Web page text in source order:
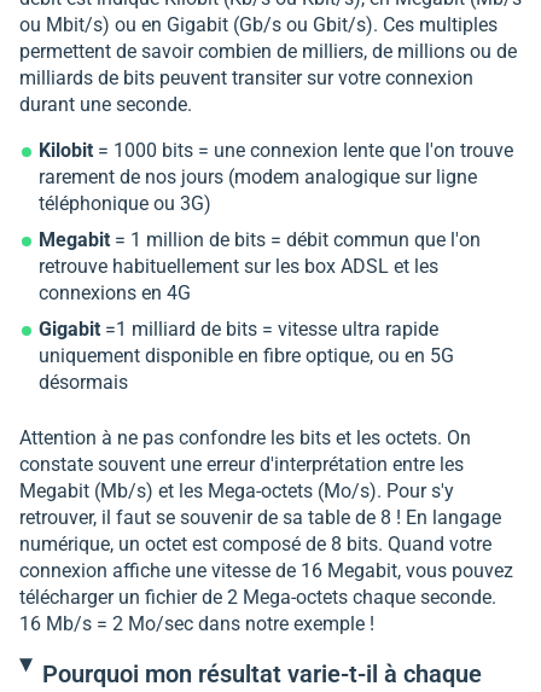
ou Mbit/s) ou en Gigabit (Gb/s ou Gbit/s). Ces multiples
permettent de savoir combien de milliers, de millions ou de
milliards de bits peuvent transiter sur votre connexion
durant une seconde.
Kilobit = 1000 bits = une connexion lente que l'on trouve
rarement de nos jours (modem analogique sur ligne
téléphonique ou 3G)
Megabit = 1 million de bits = débit commun que l'on
retrouve habituellement sur les box ADSL et les
connexions en 4G
Gigabit =1 milliard de bits = vitesse ultra rapide
uniquement disponible en fibre optique, ou en 5G
désormais
Attention à ne pas confondre les bits et les octets. On
constate souvent une erreur d'interprétation entre les
Megabit (Mb/s) et les Mega-octets (Mo/s). Pour s'y
retrouver, il faut se souvenir de sa table de 8 ! En langage
numérique, un octet est composé de 8 bits. Quand votre
connexion affiche une vitesse de 16 Megabit, vous pouvez
télécharger un fichier de 2 Mega-octets chaque seconde.
16 Mb/s = 2 Mo/sec dans notre exemple !
Pourquoi mon résultat varie-t-il à chaque